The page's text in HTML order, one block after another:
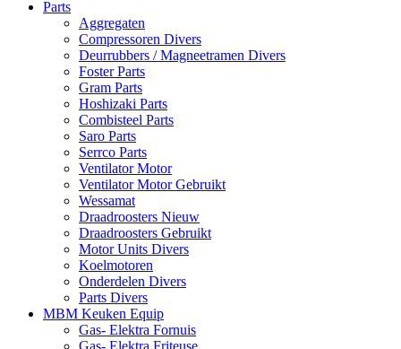
Parts
Aggregaten
Compressoren Divers
Deurrubbers / Magneetramen Divers
Foster Parts
Gram Parts
Hoshizaki Parts
Combisteel Parts
Saro Parts
Serrco Parts
Ventilator Motor
Ventilator Motor Gebruikt
Wessamat
Draadroosters Nieuw
Draadroosters Gebruikt
Motor Units Divers
Koelmotoren
Onderdelen Divers
Parts Divers
MBM Keuken Equip
Gas- Elektra Fornuis
Gas- Elektra Friteuse